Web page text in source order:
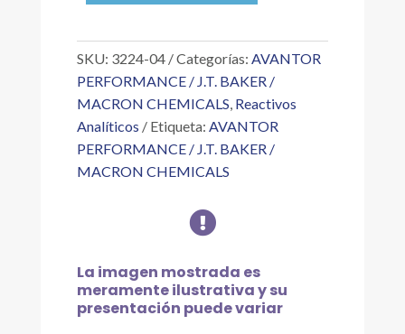
PERYODATO
POTASIO
125
G
cantidad
SKU: 3224-04 Categorías: AVANTOR
PERFORMANCE / J.T. BAKER /
MACRON CHEMICALS, Reactivos
Analíticos
Etiqueta: AVANTOR
PERFORMANCE / J.T. BAKER /
MACRON CHEMICALS

La imagen mostrada es
meramente ilustrativa y su
presentación puede variar